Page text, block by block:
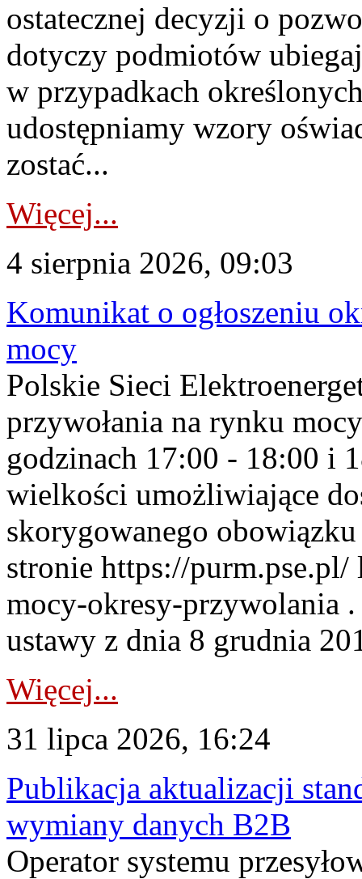
ostatecznej decyzji o
dotyczy podmiotów
w przypadkach
udostępniamy wzory
zostać...
Więcej...
4 sierpnia 2026, 09:03
Komunikat o ogłoszeniu
mocy
Polskie Sieci
przywołania na rynku
godzinach 17:00 - 18:00 i
wielkości umożliwiające
skorygowanego
stronie https://
mocy-okresy-przywolania
ustawy z dnia 8 grudnia
Więcej...
31 lipca 2026, 16:24
Publikacja aktualizacji
wymiany danych B2B
Operator systemu